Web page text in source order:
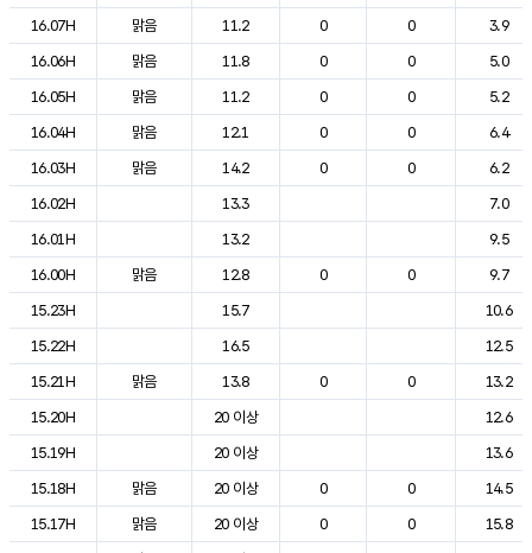
16.07H
맑음 11.2 0 0
3.9
16.06H
맑음 11.8 0 0
5.0
16.05H
맑음 11.2 0 0
5.2
16.04H
맑음 12.1 0 0
6.4
16.03H
맑음 14.2 0 0
6.2
16.02H
13.3
7.0
16.01H
13.2
9.5
16.00H
맑음 12.8 0 0
9.7
15.23H
15.7
10.6
15.22H
16.5
12.5
15.21H
맑음 13.8 0 0
13.2
15.20H
20 이상
12.6
15.19H
20 이상
13.6
15.18H
맑음 20 이상 0 0
14.5
15.17H
맑음 20 이상 0 0
15.8